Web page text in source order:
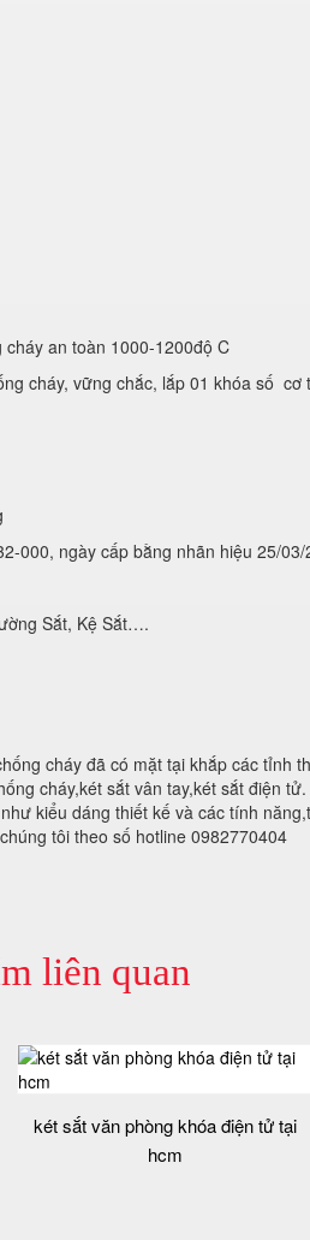
an toàn 1000-1200độ C
cháy, vững chắc, lắp 01 khóa số
000, ngày cấp bằng nhãn hiệu 25/03/
Sắt, Kệ Sắt….
cháy đã có mặt tại khắp các tỉnh
cháy,két sắt vân tay,két sắt điện
kiểu dáng thiết kế và các tính
tôi theo số hotline 0982770404
liên quan
két sắt văn phòng khóa điện tử tại
hcm